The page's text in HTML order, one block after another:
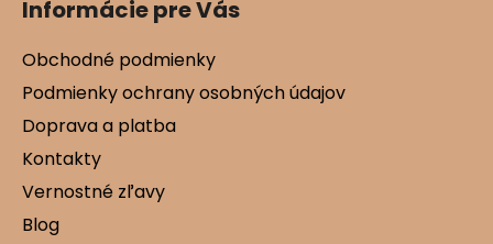
Informácie pre Vás
Obchodné podmienky
Podmienky ochrany osobných údajov
Doprava a platba
Kontakty
Vernostné zľavy
Blog